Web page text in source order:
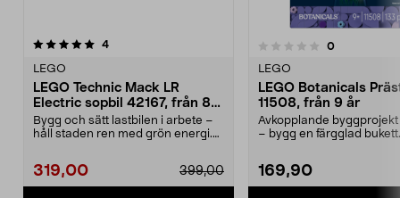
4recensioner
LEGO
LEGO Technic Mack LR
Electric sopbil 42167, från 8
år
Bygg och sätt lastbilen i arbete –
håll staden ren med grön energi.
319,00 399,00
0.0 av 5 stjärnor 0recensioner
LEGO
LEGO Botanicals
11508, från 9 år
Avkopplande
– bygg en färgglad
169,90
4.5 av 5 stjärnor